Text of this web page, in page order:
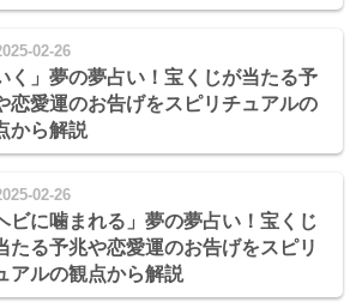
02-26
く」夢の夢占い！宝くじが当たる予
恋愛運のお告げをスピリチュアルの
から解説
02-26
ビに噛まれる」夢の夢占い！宝くじ
たる予兆や恋愛運のお告げをスピリ
アルの観点から解説